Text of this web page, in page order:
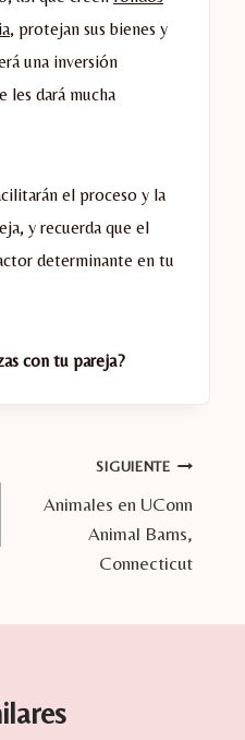
, protejan sus bienes y
una inversión
dará mucha
el proceso y la
y recuerda que el
determinante en tu
con tu pareja?
SIGUIENTE
Animales en UConn
Animal Barns,
Connecticut